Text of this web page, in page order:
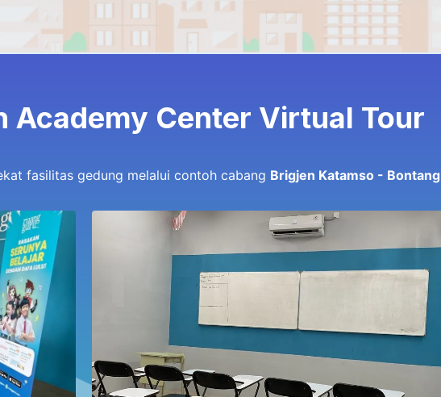
Academy Center Virtual Tour
fasilitas gedung melalui contoh cabang Brigjen Katamso - Bontang